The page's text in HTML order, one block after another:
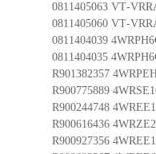
0811405063 VT-
0811405060 VT-
0811404039
0811404035
R901382357
R900775889
R900244748
R900616436
R900927356